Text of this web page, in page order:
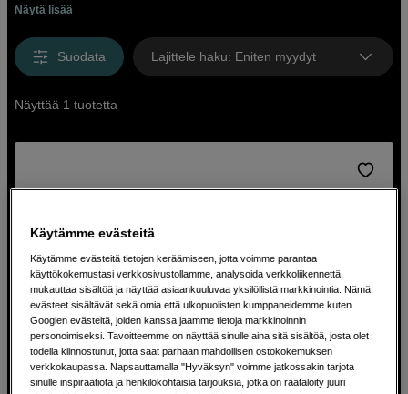
Näytä lisää
Suodata Lajittele haku: Eniten myydyt
Näyttää 1 tuotetta
Käytämme evästeitä
Käytämme evästeitä tietojen keräämiseen, jotta voimme parantaa
käyttökokemustasi verkkosivustollamme, analysoida verkkoliikennettä,
mukauttaa sisältöä ja näyttää asiaankuuluvaa yksilöllistä markkinointia. Nämä
evästeet sisältävät sekä omia että ulkopuolisten kumppaneidemme kuten
Googlen evästeitä, joiden kanssa jaamme tietoja markkinoinnin
personoimiseksi. Tavoitteemme on näyttää sinulle aina sitä sisältöä, josta olet
todella kiinnostunut, jotta saat parhaan mahdollisen ostokokemuksen
verkkokaupassa. Napsauttamalla "Hyväksyn" voimme jatkossakin tarjota
sinulle inspiraatiota ja henkilökohtaisia tarjouksia, jotka on räätälöity juuri